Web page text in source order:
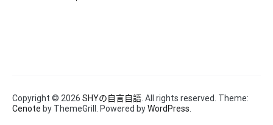
Copyright © 2026 SHYの自言自語 . All rights reserved. Theme:
Cenote by ThemeGrill. Powered byWordPress